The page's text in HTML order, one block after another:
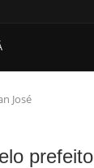
José
prefeito